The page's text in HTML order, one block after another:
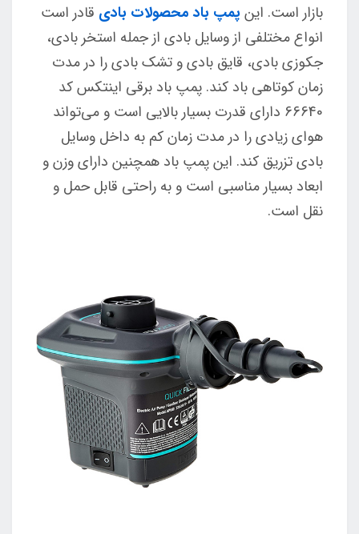
بازار است. این پمپ باد محصولات بادی قادر است
انواع مختلفی از وسایل بادی از جمله استخر بادی،
جکوزی بادی، قایق بادی و تشک بادی را در مدت
زمان کوتاهی باد کند. پمپ باد برقی اینتکس کد
66640 دارای قدرت بسیار بالایی است و می‌تواند
هوای زیادی را در مدت زمان کم به داخل وسایل
بادی تزریق کند. این پمپ باد همچنین دارای وزن و
ابعاد بسیار مناسبی است و به راحتی قابل حمل و
نقل است.